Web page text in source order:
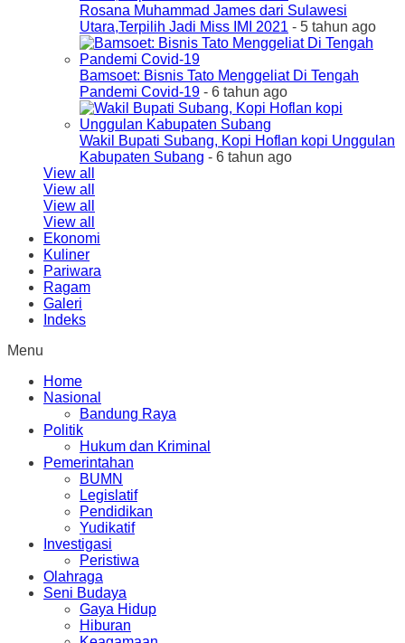
Rosana Muhammad James dari Sulawesi
Utara,Terpilih Jadi Miss IMI 2021 - 5 tahun ago
Bamsoet: Bisnis Tato Menggeliat Di Tengah
Pandemi Covid-19 - 6 tahun ago
Wakil Bupati Subang, Kopi Hoflan kopi Unggulan
Kabupaten Subang - 6 tahun ago
View all
View all
View all
View all
Ekonomi
Kuliner
Pariwara
Ragam
Galeri
Indeks
Menu
Home
Nasional
Bandung Raya
Politik
Hukum dan Kriminal
Pemerintahan
BUMN
Legislatif
Pendidikan
Yudikatif
Investigasi
Peristiwa
Olahraga
Seni Budaya
Gaya Hidup
Hiburan